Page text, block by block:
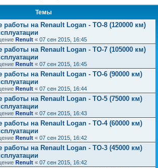
Темы
работы на Renault Logan - ТО-8 (120000 км)
Renult « 07 сен 2015, 16:45
работы на Renault Logan - ТО-7 (105000 км)
Renult « 07 сен 2015, 16:45
работы на Renault Logan - ТО-6 (90000 км)
Renult « 07 сен 2015, 16:44
работы на Renault Logan - ТО-5 (75000 км)
Renult « 07 сен 2015, 16:43
работы на Renault Logan - ТО-4 (60000 км)
Renult « 07 сен 2015, 16:42
работы на Renault Logan - ТО-3 (45000 км)
Renult « 07 сен 2015, 16:42